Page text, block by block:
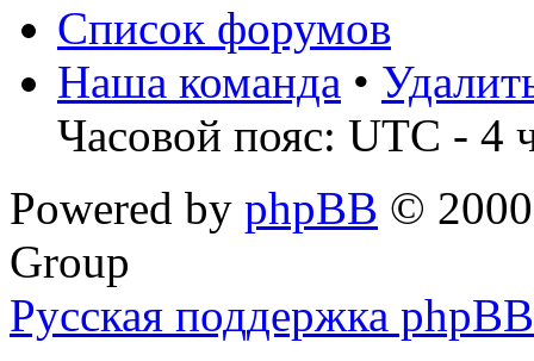
Список форумов
Наша команда •
Часовой пояс: UTC - 4
Powered by phpBB ©
Group
Русская поддержка phpBB